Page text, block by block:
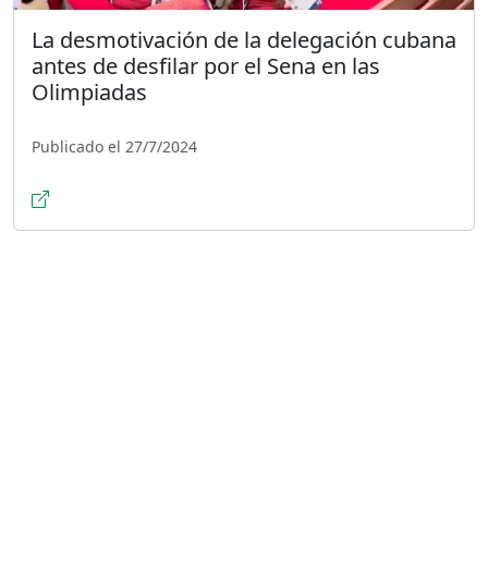
La desmotivación de la delegación cubana
antes de desfilar por el Sena en las
Olimpiadas
Publicado el 27/7/2024